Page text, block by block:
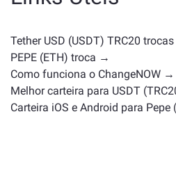
semelhantes. Confira todos
troca napágina principal de
Tether USD (USDT) TRC20
PEPE (ETH) troca →
Como funciona o ChangeNOW →
Melhor carteira para USDT
Carteira iOS e Android para Pepe